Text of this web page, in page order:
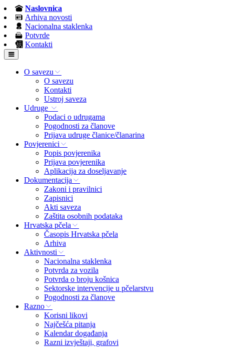
Naslovnica
Arhiva novosti
Nacionalna staklenka
Potvrde
Kontakti
O savezu
O savezu
Kontakti
Ustroj saveza
Udruge
Podaci o udrugama
Pogodnosti za članove
Prijava udruge članice/članarina
Povjerenici
Popis povjerenika
Prijava povjerenika
Aplikacija za doseljavanje
Dokumentacija
Zakoni i pravilnici
Zapisnici
Akti saveza
Zaštita osobnih podataka
Hrvatska pčela
Časopis Hrvatska pčela
Arhiva
Aktivnosti
Nacionalna staklenka
Potvrda za vozila
Potvrda o broju košnica
Sektorske intervencije u pčelarstvu
Pogodnosti za članove
Razno
Korisni likovi
Najčešća pitanja
Kalendar događanja
Razni izvještaji, grafovi